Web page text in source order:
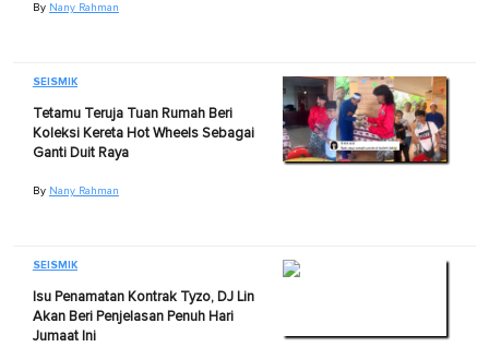
By Nany Rahman
SEISMIK
Tetamu Teruja Tuan Rumah Beri
Koleksi Kereta Hot Wheels Sebagai
Ganti Duit Raya
By Nany Rahman
SEISMIK
Isu Penamatan Kontrak Tyzo, DJ Lin
Akan Beri Penjelasan Penuh Hari
Jumaat Ini